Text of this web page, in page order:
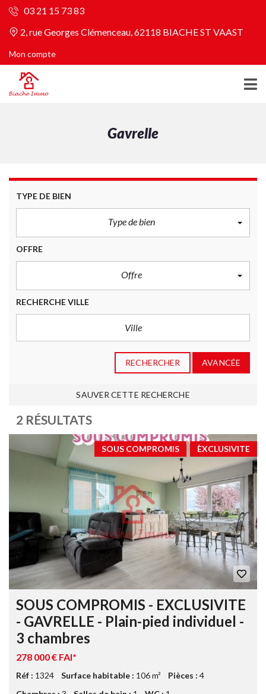
03 21 15 73 83
2, rue Georges Clémenceau, 62118 BIACHE ST VAAST
Mon compte
Gavrelle
TYPE DE BIEN
Type de bien
OFFRE
Offre
RECHERCHE VILLE
RECHERCHER AVANCÉE
SAUVER CETTE RECHERCHE
2 RÉSULTATS
ÈXCLUSIVITE
SOUS COMPROMIS
SOUS COMPROMIS - EXCLUSIVITE
- GAVRELLE - Plain-pied individuel -
3 chambres
278 000 € FAI*
Réf : 1324 Surface habitable : 106 m² Pièces : 4